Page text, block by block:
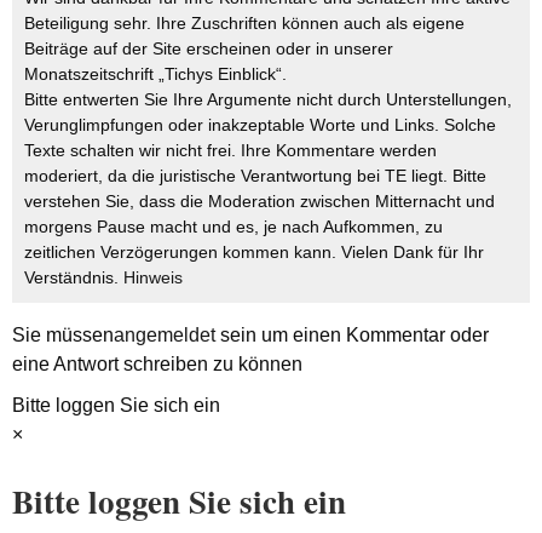
Beteiligung sehr. Ihre Zuschriften können auch als eigene
Beiträge auf der Site erscheinen oder in unserer
Monatszeitschrift „Tichys Einblick“.
Bitte entwerten Sie Ihre Argumente nicht durch Unterstellungen,
Verunglimpfungen oder inakzeptable Worte und Links. Solche
Texte schalten wir nicht frei. Ihre Kommentare werden
moderiert, da die juristische Verantwortung bei TE liegt. Bitte
verstehen Sie, dass die Moderation zwischen Mitternacht und
morgens Pause macht und es, je nach Aufkommen, zu
zeitlichen Verzögerungen kommen kann. Vielen Dank für Ihr
Verständnis. Hinweis
Sie müssenangemeldetsein um einen Kommentar oder
eine Antwort schreiben zu können
Bitte loggen Sie sich ein
×
Bitte loggen Sie sich ein